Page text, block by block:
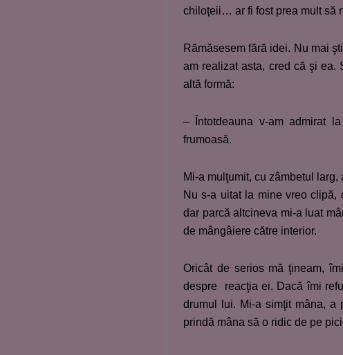
chiloţeii… ar fi fost prea mult să
Rămăsesem fără idei. Nu mai
am realizat asta, cred că şi ea.
altă formă:
– Întotdeauna v-am admirat
frumoasă.
Mi-a mulţumit, cu zâmbetul
Nu s-a uitat la mine vreo clipă,
dar parcă altcineva mi-a luat
de mângâiere către interior.
Oricât de serios mă ţineam,
despre reacţia ei. Dacă îmi
drumul lui. Mi-a simţit mâna, a
prindă mâna să o ridic de pe